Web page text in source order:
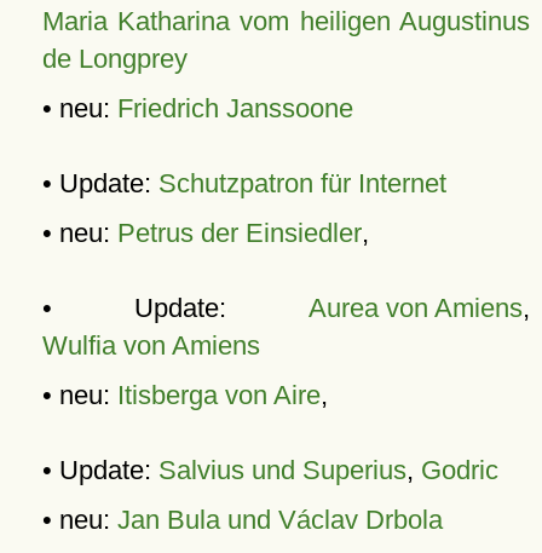
Maria Katharina vom heiligen Augustinus
de Longprey
• neu: Friedrich Janssoone
• Update: Schutzpatron für Internet
• neu: Petrus der Einsiedler,
• Update: Aurea von Amiens,
Wulfia von Amiens
• neu: Itisberga von Aire,
• Update: Salvius und Superius, Godric
• neu: Jan Bula und Václav Drbola